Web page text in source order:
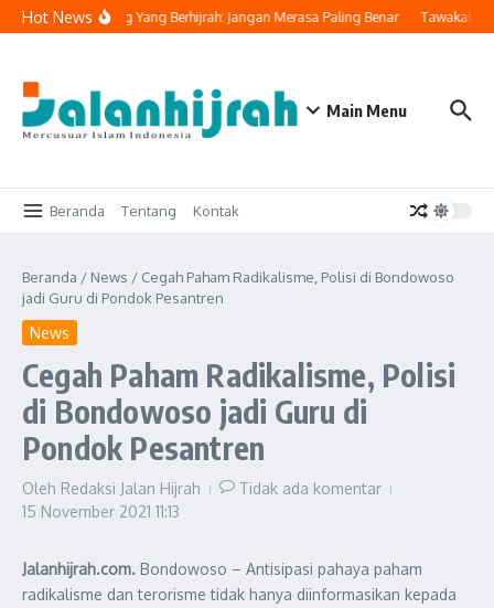
Lewati ke konten
Hot News
Ingatkan Orang Yang Berhijrah: Jangan Merasa Paling Benar Tawakal:
Main Menu
Beranda Tentang Kontak
Beranda / News / Cegah Paham Radikalisme, Polisi di Bondowoso
jadi Guru di Pondok Pesantren
News
Cegah Paham Radikalisme, Polisi
di Bondowoso jadi Guru di
Pondok Pesantren
Oleh Redaksi Jalan Hijrah
Tidak ada komentar
15 November 2021 11:13
Jalanhijrah.com. Bondowoso – Antisipasi pahaya paham
radikalisme dan terorisme tidak hanya diinformasikan kepada